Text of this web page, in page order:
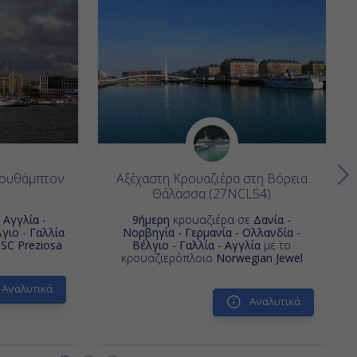
Αγγλία -
- Γαλλία
Preziosa
Αξέχαστη Κρουαζιέρα στη Βόρεια
Θάλασσα (27NCL54)
9ήμερη κρουαζιέρα σε Δανία -
Νορβηγία - Γερμανία - Ολλανδία -
Βέλγιο - Γαλλία - Αγγλία με το
κρουαζιερόπλοιο Norwegian Jewel
Αναλυτικά